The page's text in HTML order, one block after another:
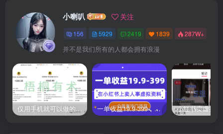
小喇叭 关注
156 5929 2419 1839 287W+
并不是我们所有的人都会拥有浪漫
仅用手机就可以做的小项目，当天就能见钱，每天100-300 一单收益19.9-399，一个蓝海冷门项目，在小红书上卖人事虚拟资料